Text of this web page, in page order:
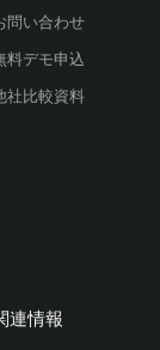
問い合わせ
料デモ申込
社比較資料
連情報